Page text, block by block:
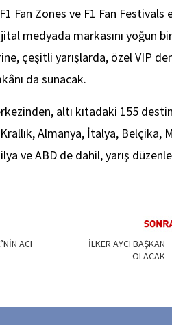
Fan Zones ve F1 Fan
medyada markasını yoğun
çeşitli yarışlarda, özel VIP
da sunacak.
altı kıtadaki 155
Almanya, İtalya, Belçika,
ve ABD de dahil, yarış
ACI
İLKER AYCI BAŞKAN
OLACAK